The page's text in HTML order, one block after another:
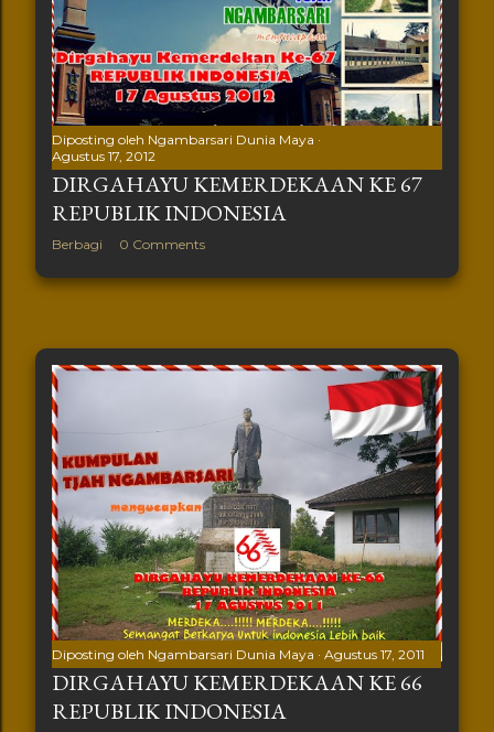
Diposting oleh Ngambarsari Dunia Maya
Agustus 17, 2012
DIRGAHAYU KEMERDEKAAN KE 67
REPUBLIK INDONESIA
Berbagi 0 Comments
Diposting oleh Ngambarsari Dunia Maya Agustus 17, 2011
DIRGAHAYU KEMERDEKAAN KE 66
REPUBLIK INDONESIA